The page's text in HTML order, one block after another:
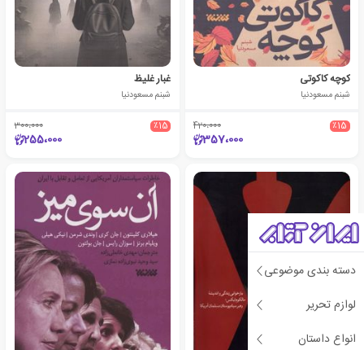
دسته بندی موضوعی
لوازم تحریر
انواع داستان
کوچه کاکوتی
شبنم مسعودنیا
٪15 420،000
357،000
غبار غلیظ
شبنم مسعودنیا
٪15 300،000
255،000